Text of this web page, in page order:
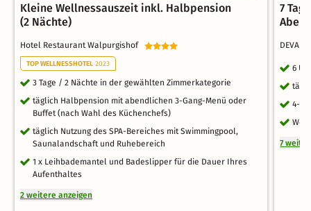
Kleine Wellnessauszeit inkl. Halbpension
(2 Nächte)
Hotel Restaurant Walpurgishof
TOP WELLNESSHOTEL 2023
3 Tage / 2 Nächte in der gewählten Zimmerkategorie
täglich Halbpension mit abendlichen 3-Gang-Menü oder
Buffet (nach Wahl des Küchenchefs)
täglich Nutzung des SPA-Bereiches mit Swimmingpool,
Saunalandschaft und Ruhebereich
1 x Leihbademantel und Badeslipper für die Dauer Ihres
Aufenthaltes
2 weitere anzeigen
7
DEVA
6
4-
7